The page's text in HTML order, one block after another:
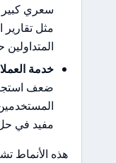
سعري كبير
مثل تقارير
خدمة
ضعف
مفيد في
هذه الأنماط